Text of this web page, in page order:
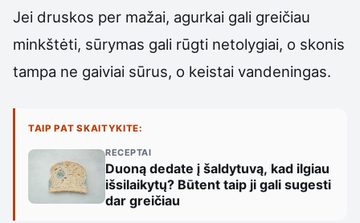
Jei druskos per mažai, agurkai gali greičiau
minkštėti, sūrymas gali rūgti netolygiai, o skonis
tampa ne gaiviai sūrus, o keistai vandeningas.
TAIP PAT SKAITYKITE:
RECEPTAI
Duoną dedate į šaldytuvą, kad ilgiau
išsilaikytų? Būtent taip ji gali sugesti
dar greičiau